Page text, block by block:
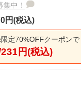
集中！
円(税込)
定70%OFFクーポンで
円(税込)